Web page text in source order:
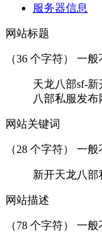
服务器信息
网站标题
（36 个字符） 一般
天龙八部sf-
八部私服发布
网站关键词
（28 个字符） 一般
新开天龙八部
网站描述
（78 个字符） 一般